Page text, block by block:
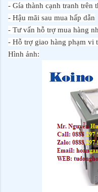
- Gía thành cạnh tranh trên
- Hậu mãi sau mua hấp dẫn
- Tư vấn hỗ trợ mua hàng
- Hỗ trợ giao hàng phạm vi
Hình ảnh: